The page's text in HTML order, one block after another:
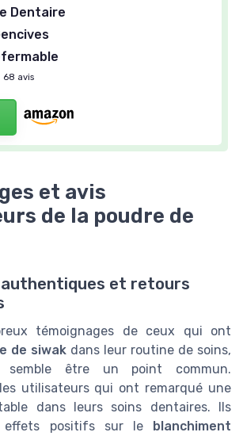
Dentaire
68 avis
et avis
de la poudre de
et retours
témoignages de ceux qui ont
de siwak dans leur routine de soins,
semble être un point commun.
utilisateurs qui ont remarqué une
dans leurs soins dentaires. Ils
effets positifs sur le blanchiment